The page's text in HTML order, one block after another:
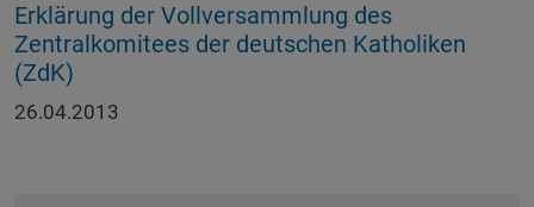
Erklärung der Vollversammlung des
Zentralkomitees der deutschen Katholiken
(ZdK)
26.04.2013